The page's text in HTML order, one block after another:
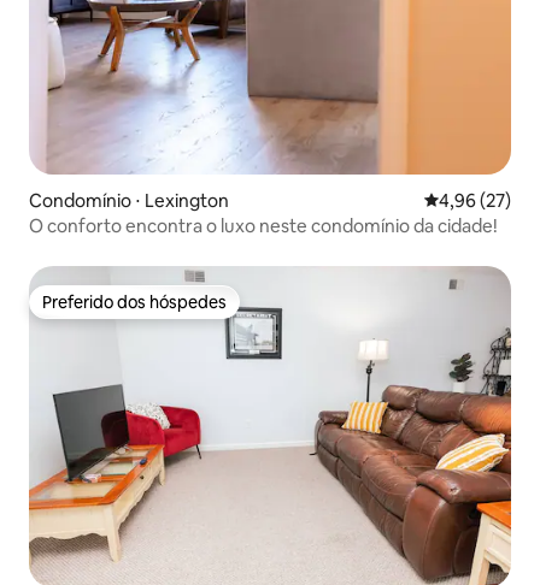
Condomínio ⋅ Lexington 4,96 de uma
4,96 (27)
O conforto encontra o luxo neste condomínio da cidade!
Preferido dos hóspedes
Preferido dos hóspedes